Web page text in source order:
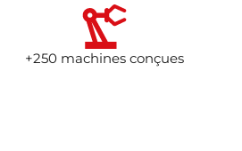
+250 machines conçues